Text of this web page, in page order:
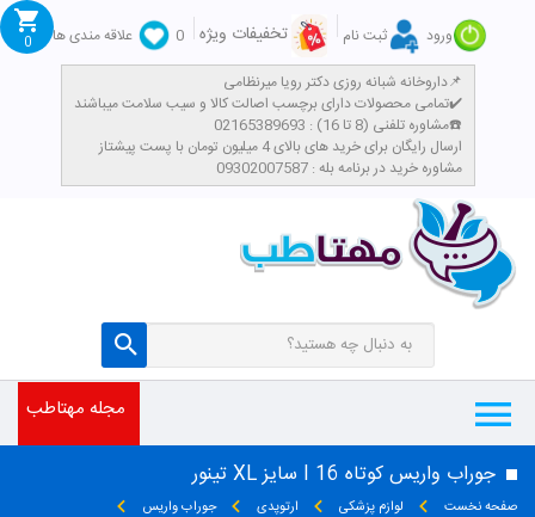
ورود ثبت نام تخفیفات ویژه 0
علاقه مندی ها
داروخانه شبانه روزی دکتر رویا میرنظامی📌
تمامی محصولات دارای برچسب اصالت کالا و سیب سلامت میباشند✔️
مشاوره تلفنی (8 تا 16) : 02165389693☎️
​ارسال رایگان برای خرید های بالای 4 میلیون تومان با پست پیشتاز
مشاوره خرید در برنامه بله : 09302007587
0
مجله مهتاطب
جوراب واریس کوتاه I 16 سایز XL تینور
صفحه نخست لوازم پزشکی ارتوپدی
جوراب واریس